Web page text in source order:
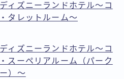
ィズニーランドホテル〜コ
タレットルーム〜
ィズニーランドホテル〜コ
スーペリアルーム（パーク
）〜